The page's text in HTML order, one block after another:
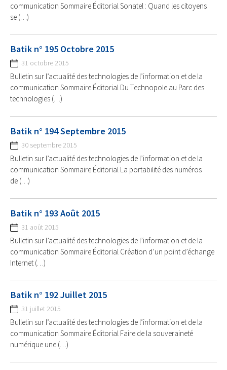
communication Sommaire Éditorial Sonatel : Quand les citoyens
se (…)
Batik n° 195 Octobre 2015
31 octobre 2015
Bulletin sur l’actualité des technologies de l’information et de la
communication Sommaire Éditorial Du Technopole au Parc des
technologies (…)
Batik n° 194 Septembre 2015
30 septembre 2015
Bulletin sur l’actualité des technologies de l’information et de la
communication Sommaire Éditorial La portabilité des numéros
de (…)
Batik n° 193 Août 2015
31 août 2015
Bulletin sur l’actualité des technologies de l’information et de la
communication Sommaire Éditorial Création d’un point d’échange
Internet (…)
Batik n° 192 Juillet 2015
31 juillet 2015
Bulletin sur l’actualité des technologies de l’information et de la
communication Sommaire Éditorial Faire de la souveraineté
numérique une (…)